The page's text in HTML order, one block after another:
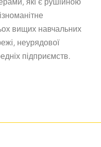
які є рушійною
вищих навчальних
неурядової
підприємств.